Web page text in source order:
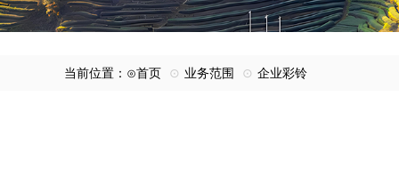
当前位置：⊙首页 ⊙ 业务范围 ⊙ 企业彩铃